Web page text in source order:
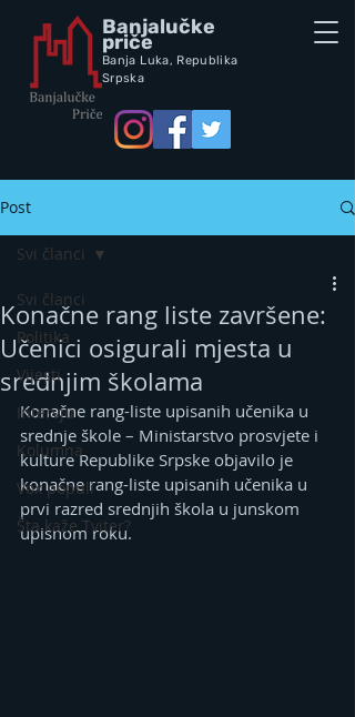
Banjalučke
priče
Banja Luka, Republika
Srpska
Post
Svi članci
Politika
Vijesti
Intervju
Kolumna
Vox populi
Šta kaže Tviter?
Svi članci
Konačne rang liste završene:
Učenici osigurali mjesta u
srednjim školama
Konačne rang-liste upisanih učenika u
srednje škole – Ministarstvo prosvjete i
kulture Republike Srpske objavilo je
konačne rang-liste upisanih učenika u
prvi razred srednjih škola u junskom
upisnom roku.